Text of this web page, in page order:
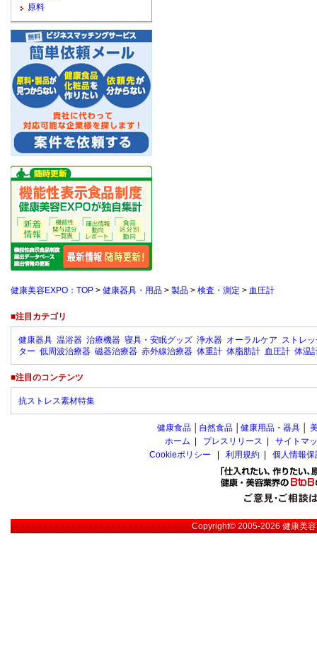
原料
健康美容EXPO：TOP > 健康器具・用品 > 製品 > 検査・測定 > 血圧計
■注目カテゴリ
健康器具 温浴器 治療機器 寝具・安眠グッズ 浄水器 オーラルケア ストレ
ター 低周波治療器 磁器治療器 赤外線治療器 体重計 体脂肪計 血圧計 体温
■注目のコンテンツ
抗ストレス素材特集
健康食品 自然食品 健康用品・器具
ホーム
プレスリリース
サイトマ
Cookieポリシー
利用規約 個人情報
Copyright© 2005-2026健康美